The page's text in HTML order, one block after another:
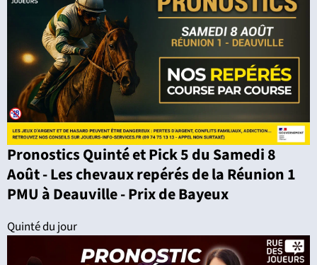
Pronostics Quinté et Pick 5 du Samedi 8
Août - Les chevaux repérés de la Réunion 1
PMU à Deauville - Prix de Bayeux
Quinté du jour